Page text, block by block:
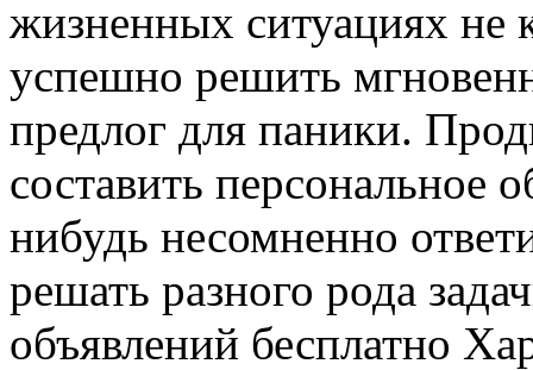
жизненных ситуациях не
успешно решить
предлог для паники.
составить персональное
нибудь несомненно
решать разного рода
объявлений бесплатно